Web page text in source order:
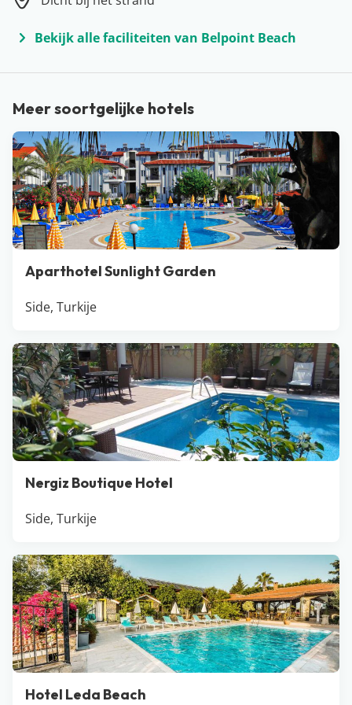
zonnige oord ieder jaar weer te vinden. En dat is
natuurlijk niet voor niets… Turkije staat dan ook met
verzorgde all inclusive vakanties. Voor een heel fijn
prijsje kun je hier onbeperkt vakantie vieren in een luxe
hotel of resort, dat vaak barst van de faciliteiten (zoals
een waterpark, een luxe SPA of veel sportfaciliteiten).
De populairste badplaatsen van Turkije zijn Antalya,
Side, Belek, Bodrum, Kusadasi en Marmaris. Dus of je
nu met het hele gezin of lekker met z’n tweetjes naar
de zon wil vertrekken, in Turkije ben je altijd aan het
juiste adres!
Bekijk alle faciliteiten van Belpoint Beach
Meer soortgelijke hotels
Aparthotel Sunlight Garden
Side, Turkije
Nergiz Boutique Hotel
Side, Turkije
Hotel Leda Beach